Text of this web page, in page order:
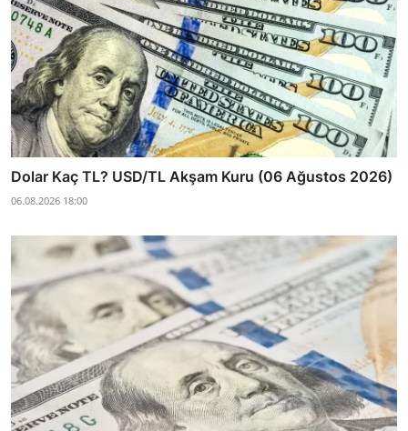
Dolar Kaç TL? USD/TL Akşam Kuru (06 Ağustos 2026)
06.08.2026 18:00